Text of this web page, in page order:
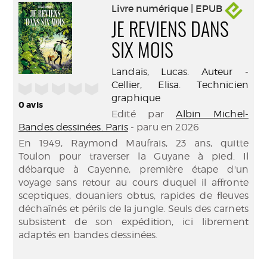
0avis
Livre numérique | EPUB
JE REVIENS DANS
SIX MOIS
Landais, Lucas. Auteur -
Cellier, Elisa. Technicien
graphique
Edité parAlbin Michel-
Bandes dessinées. Paris- paru en 2026
En 1949, Raymond Maufrais, 23 ans, quitte
Toulon pour traverser la Guyane à pied. Il
débarque à Cayenne, première étape d'un
voyage sans retour au cours duquel il affronte
sceptiques, douaniers obtus, rapides de fleuves
déchaînés et périls de la jungle. Seuls des carnets
subsistent de son expédition, ici librement
adaptés en bandes dessinées.